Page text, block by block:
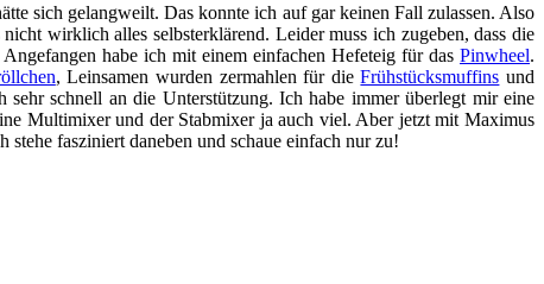
sich gelangweilt. Das konnte ich auf gar keinen Fall zulassen. Also
wirklich alles selbsterklärend. Leider muss ich zugeben, dass die
habe ich mit einem einfachen Hefeteig für das Pinwheel.
, Leinsamen wurden zermahlen für dieFrühstücksmuffins und
schnell an die Unterstützung. Ich habe immer überlegt mir eine
Multimixer und der Stabmixer ja auch viel. Aber jetzt mit Maximus
fasziniert daneben und schaue einfach nur zu!